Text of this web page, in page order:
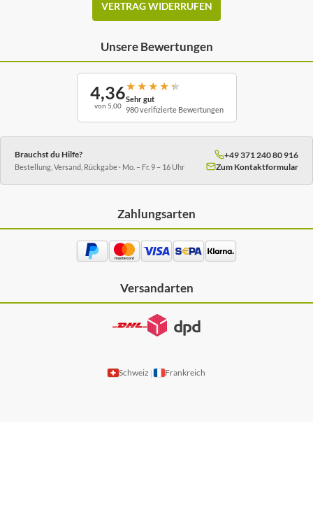
VERTRAG WIDERRUFEN
Unsere Bewertungen
4,36
von 5,00
★ ★ ★ ★ ★
Sehr gut
980 verifizierte Bewertungen
Brauchst du Hilfe?
Bestellung, Versand, Rückgabe · Mo. – Fr. 9 – 16 Uhr
+49 371 240 80 916
Zum Kontaktformular
Zahlungsarten
Versandarten
Schweiz | Frankreich